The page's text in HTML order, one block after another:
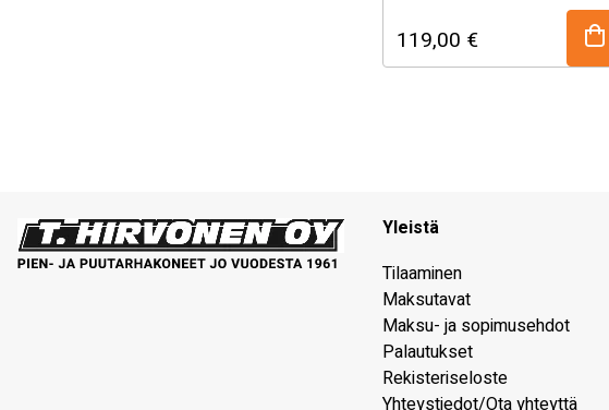
ovat monesti samoja kuin
alkuperäisosat, joten
sopivuus, laatu ja kestävyys
119,00 €
Yleistä
Tilaaminen
Maksutavat
Maksu- ja sopimusehdot
Palautukset
Rekisteriseloste